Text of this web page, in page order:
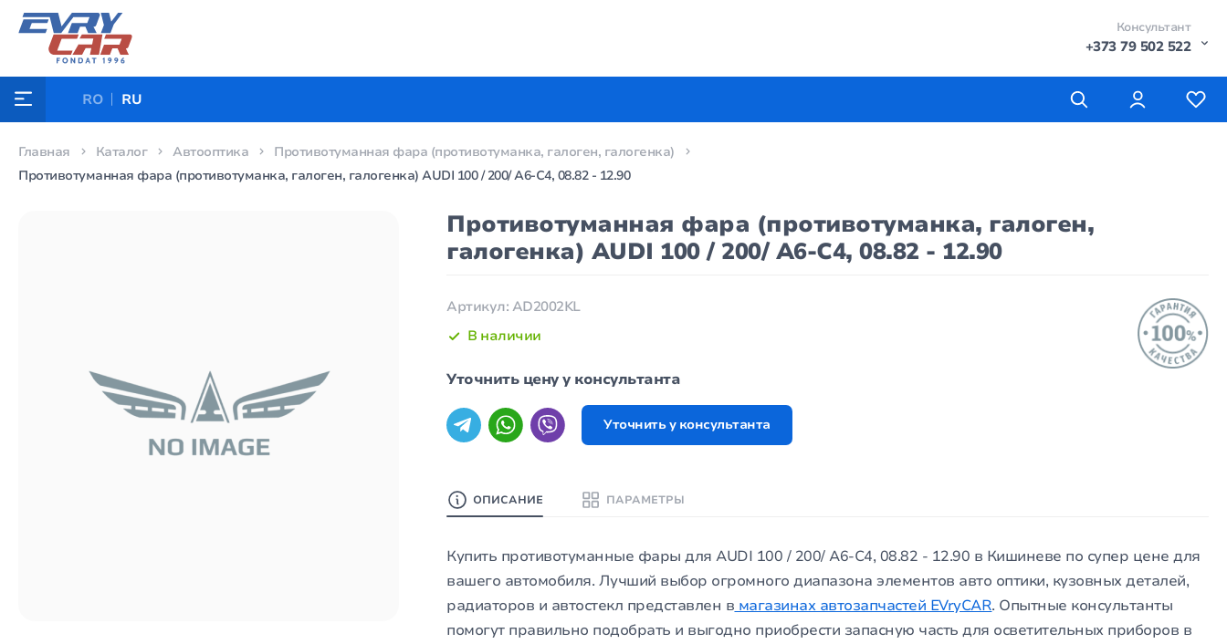
Консультант
+373 79 502 522
RO RU
Главная Каталог Автооптика
Противотуманная фара (противотуманка, галоген, галогенка)
Противотуманная фара (противотуманка, галоген, галогенка) AUDI 100 / 200/ A6-C4, 08.82 - 12.90
Противотуманная фара (противотуманка, галоген,
галогенка) AUDI 100 / 200/ A6-C4, 08.82 - 12.90
Артикул: AD2002KL
В наличии
Уточнить цену у консультанта
Уточнить у консультанта
ОПИСАНИЕ ПАРАМЕТРЫ
Купить противотуманные фары для AUDI 100 / 200/ A6-C4, 08.82 - 12.90 в Кишиневе по супер цене для
вашего автомобиля. Лучший выбор огромного диапазона элементов авто оптики, кузовных деталей,
радиаторов и автостекл представлен в магазинах автозапчастей EVryCAR. Опытные консультанты
помогут правильно подобрать и выгодно приобрести запасную часть для осветительных приборов в